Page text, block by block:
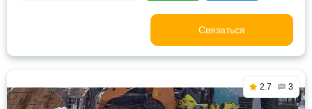
Связаться
2.7 3